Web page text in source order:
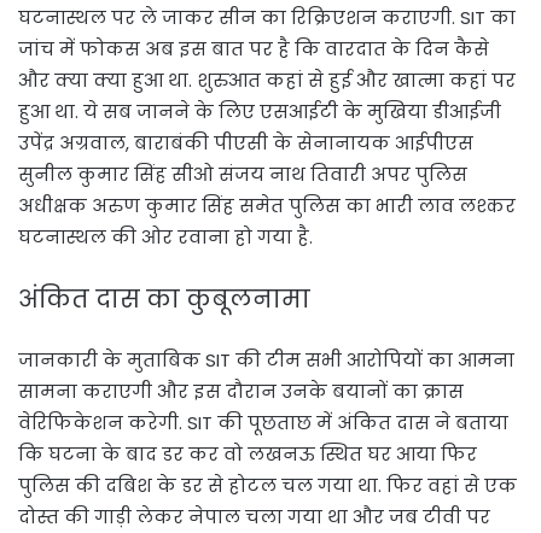
घटनास्थल पर ले जाकर सीन का रिक्रिएशन कराएगी. SIT का
जांच में फोकस अब इस बात पर है कि वारदात के दिन कैसे
और क्या क्या हुआ था. शुरुआत कहां से हुई और खात्मा कहां पर
हुआ था. ये सब जानने के लिए एसआईटी के मुखिया डीआईजी
उपेंद्र अग्रवाल, बाराबंकी पीएसी के सेनानायक आईपीएस
सुनील कुमार सिंह सीओ संजय नाथ तिवारी अपर पुलिस
अधीक्षक अरुण कुमार सिंह समेत पुलिस का भारी लाव लश्कर
घटनास्थल की ओर रवाना हो गया है.
अंकित दास का कुबूलनामा
जानकारी के मुताबिक SIT की टीम सभी आरोपियों का आमना
सामना कराएगी और इस दौरान उनके बयानों का क्रास
वेरिफिकेशन करेगी. SIT की पूछताछ में अंकित दास ने बताया
कि घटना के बाद डर कर वो लखनऊ स्थित घर आया फिर
पुलिस की दबिश के डर से होटल चल गया था. फिर वहां से एक
दोस्त की गाड़ी लेकर नेपाल चला गया था और जब टीवी पर